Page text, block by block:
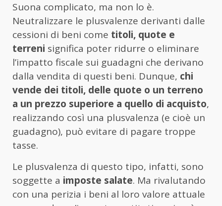
Suona complicato, ma non lo è.
Neutralizzare le plusvalenze derivanti dalle
cessioni di beni come titoli, quote e
terreni significa poter ridurre o eliminare
l’impatto fiscale sui guadagni che derivano
dalla vendita di questi beni. Dunque, chi
vende dei titoli, delle quote o un terreno
a un prezzo superiore a quello di acquisto,
realizzando così una plusvalenza (e cioè un
guadagno), può evitare di pagare troppe
tasse.
Le plusvalenza di questo tipo, infatti, sono
soggette a imposte salate. Ma rivalutando
con una perizia i beni al loro valore attuale